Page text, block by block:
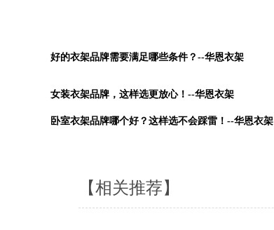
好的衣架品牌需要满足哪些条件？--华恩衣架
女装衣架品牌，这样选更放心！--华恩衣架
卧室衣架品牌哪个好？这样选不会踩雷！--华恩衣架
【相关推荐】